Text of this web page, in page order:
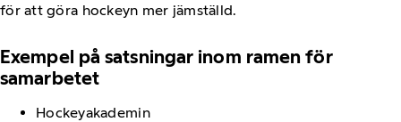
för att göra hockeyn mer jämställd.
Exempel på satsningar inom ramen för
samarbetet
Hockeyakademin